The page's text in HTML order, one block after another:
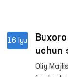
16 Iyu
uchun
Oliy